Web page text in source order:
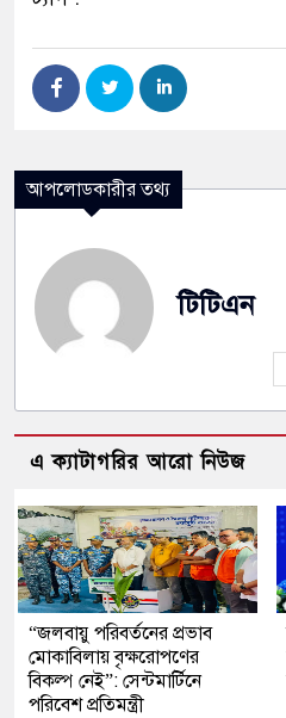
আপলোডকারীর তথ্য
টিটিএন
এ ক্যাটাগরির আরো নিউজ
“জলবায়ু পরিবর্তনের প্রভাব
মোকাবিলায় বৃক্ষরোপণের
বিকল্প নেই”: সেন্টমার্টিনে
পরিবেশ প্রতিমন্ত্রী